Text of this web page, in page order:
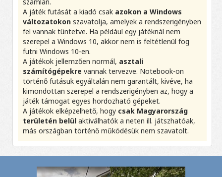
A játék futását a kiadó csak azokon a Windows
változatokon szavatolja, amelyek a rendszerigényben
fel vannak tüntetve. Ha például egy játéknál nem
szerepel a Windows 10, akkor nem is feltétlenül fog
futni Windows 10-en.
A játékok jellemzően normál, asztali
számítógépekre vannak tervezve. Notebook-on
történő futásuk egyáltalán nem garantált, kivéve, ha
kimondottan szerepel a rendszerigényben az, hogy a
játék támogat egyes hordozható gépeket.
A játékok elképzelhető, hogy csak Magyarország
területén belül aktiválhatók a neten ill. játszhatóak,
más országban történő működésük nem szavatolt.